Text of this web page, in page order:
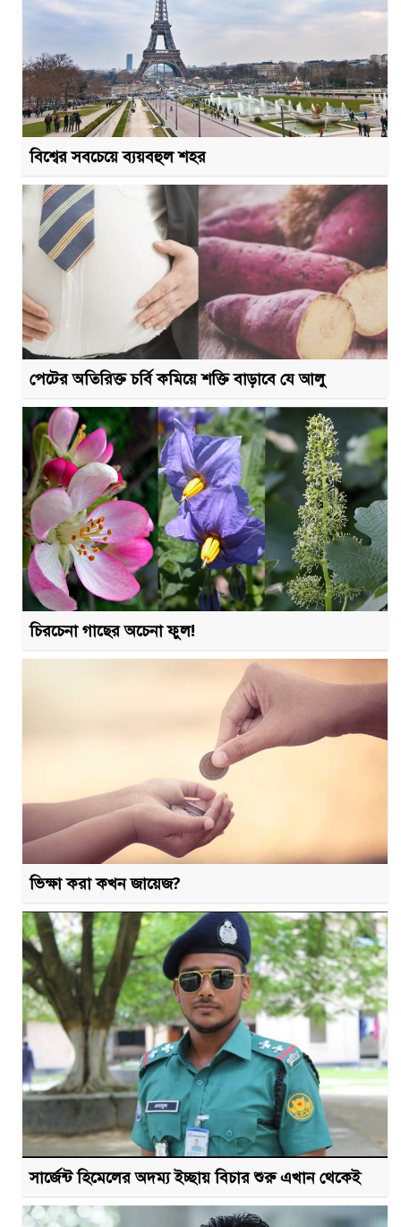
বিশ্বের সবচেয়ে ব্যয়বহুল শহর
পেটের অতিরিক্ত চর্বি কমিয়ে শক্তি বাড়াবে যে আলু
চিরচেনা গাছের অচেনা ফুল!
ভিক্ষা করা কখন জায়েজ?
সার্জেন্ট হিমেলের অদম্য ইচ্ছায় বিচার শুরু এখান থেকেই